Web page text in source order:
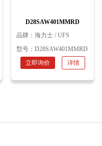
D28SAW401MMRD
品牌： 海力士 / UFS
型号： D28SAW401MMRD
立即询价
详情